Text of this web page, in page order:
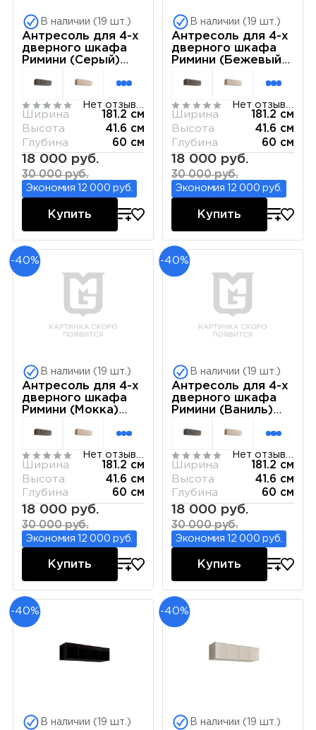
В наличии (19 шт.)
Антресоль для 4-х
дверного шкафа
Римини (Серый)
Ширина
181.2 см
Высота
41.6 см
Глубина
60 см
18 000 руб.
30 000 руб.
Экономия 12 000 руб.
Купить
В наличии (19 шт.)
Антресоль для 4-х
дверного шкафа
Римини (Бежевый)
Ширина
181.2 см
Высота
41.6 см
Глубина
60 см
18 000 руб.
30 000 руб.
Экономия 12 000 руб.
Купить
-40%
В наличии (19 шт.)
Антресоль для 4-х
дверного шкафа
Римини (Мокка)
Ширина
181.2 см
Высота
41.6 см
Глубина
60 см
18 000 руб.
30 000 руб.
Экономия 12 000 руб.
Купить
-40%
В наличии (19 шт.)
Антресоль для 4-х
дверного шкафа
Римини (Ваниль)
Ширина
181.2 см
Высота
41.6 см
Глубина
60 см
18 000 руб.
30 000 руб.
Экономия 12 000 руб.
Купить
-40%
В наличии (19 шт.)
-40%
В наличии (19 шт.)